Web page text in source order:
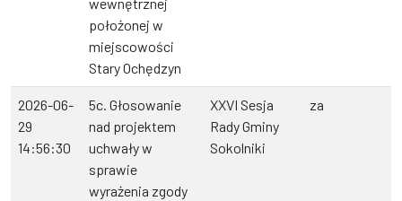
położonej w
miejscowości
Stary Ochędzyn
2026-06-
29
14:56:30
5c. Głosowanie
nad projektem
uchwały w
sprawie
wyrażenia zgody
XXVI Sesja
Rady Gminy
Sokolniki
za